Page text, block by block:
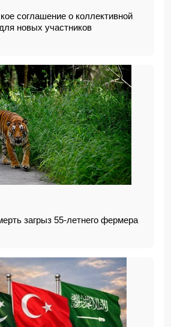
соглашение о коллективной
новых участников
загрыз 55-летнего фермера